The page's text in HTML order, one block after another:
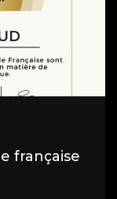
française